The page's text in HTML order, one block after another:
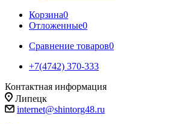
Корзина0
Отложенные0
Сравнение товаров0
+7(4742) 370-333
Контактная информация
Липецк
internet@shintorg48.ru